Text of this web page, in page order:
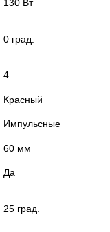
130 Вт
0 град.
4
Красный
Импульсные
60 мм
Да
25 град.